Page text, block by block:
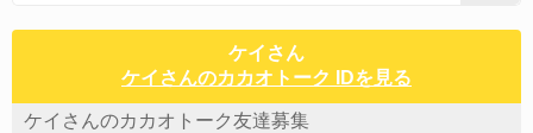
ケイさん
ケイさんのカカオトーク IDを見る
ケイさんのカカオトーク友達募集